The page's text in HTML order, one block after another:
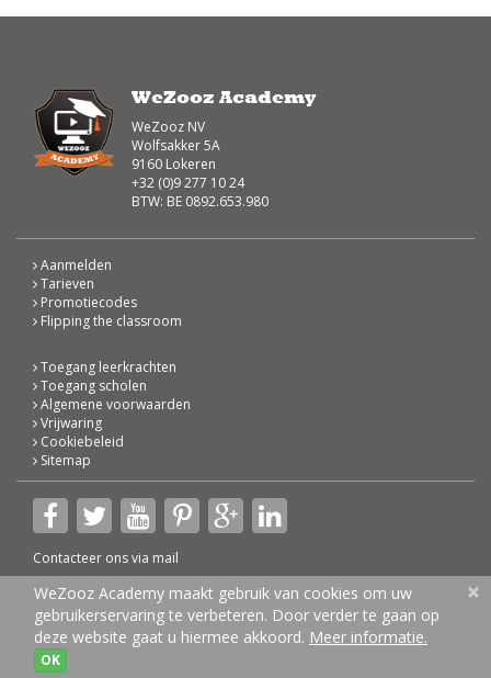
WeZooz Academy
WeZooz NV
Wolfsakker 5A
9160 Lokeren
+32 (0)9 277 10 24
BTW: BE 0892.653.980
Aanmelden
Tarieven
Promotiecodes
Flipping the classroom
Toegang leerkrachten
Toegang scholen
Algemene voorwaarden
Vrijwaring
Cookiebeleid
Sitemap
Contacteer ons via mail
© 2026 WeZooz Academy
×
WeZooz Academy maakt gebruik van cookies om uw
gebruikerservaring te verbeteren. Door verder te gaan op
deze website gaat u hiermee akkoord. Meer informatie.
OK